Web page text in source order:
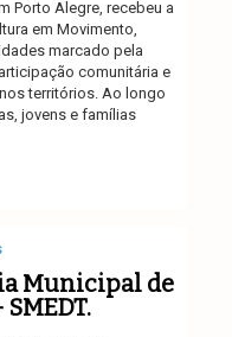
Porto Alegre, recebeu a
em Movimento,
marcado pela
comunitária e
territórios. Ao longo
jovens e famílias
Municipal de